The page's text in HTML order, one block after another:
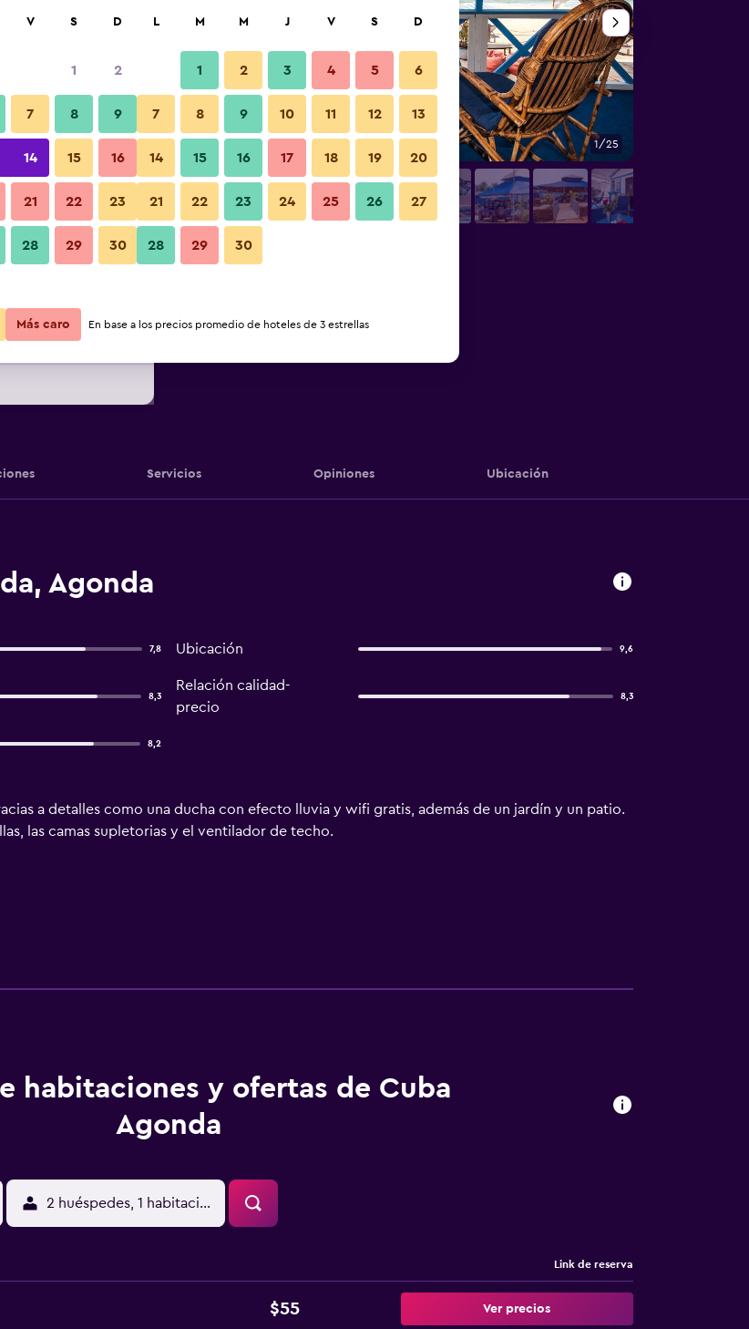
precio por noche
Ver oferta
Balcón 1/25
Fotos
Servicios Opiniones Ubicación
Agonda
7,8 Ubicación 9,6
8,3
Relación calidad-
precio
8,3
8,2
a detalles como una ducha con efecto lluvia y wifi gratis, además de un jardín y un patio.
las camas supletorias y el ventilador de techo.
habitaciones y ofertas de Cuba
Agonda
2 huéspedes, 1 habitación
Link de reserva
$55 Ver precios
V S D
1 2
7 8 9
14 15 16
21 22 23
28 29 30
L M M J V S D
1 2 3 4 5 6
7 8 9 10 11 12 13
14 15 16 17 18 19 20
21 22 23 24 25 26 27
28 29 30
Más caro En base a los precios promedio de hoteles de 3 estrellas